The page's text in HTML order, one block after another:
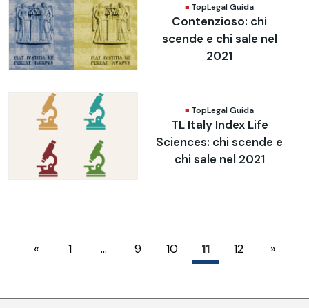
TopLegal Guida
Contenzioso: chi
scende e chi sale nel
2021
TopLegal Guida
TL Italy Index Life
Sciences: chi scende e
chi sale nel 2021
« 1 … 9 10 11 12 »